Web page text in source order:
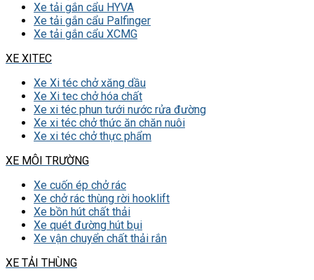
Xe tải gắn cẩu HYVA
Xe tải gắn cẩu Palfinger
Xe tải gắn cẩu XCMG
XE XITEC
Xe Xi téc chở xăng dầu
Xe Xi tec chở hóa chất
Xe xi téc phun tưới nước rửa đường
Xe xi téc chở thức ăn chăn nuôi
Xe xi téc chở thực phẩm
XE MÔI TRƯỜNG
Xe cuốn ép chở rác
Xe chở rác thùng rời hooklift
Xe bồn hút chất thải
Xe quét đường hút bụi
Xe vận chuyển chất thải rắn
XE TẢI THÙNG